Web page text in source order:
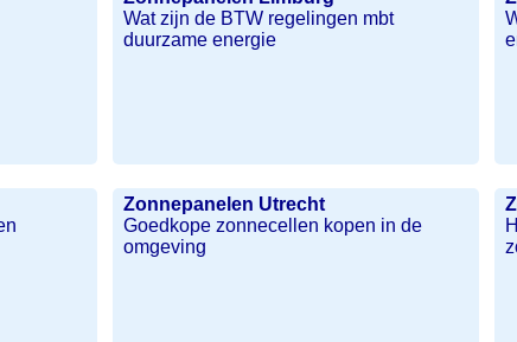
Wat zijn de BTW regelingen mbt
duurzame energie
Zonnepanelen Utrecht
Goedkope zonnecellen kopen in de
omgeving